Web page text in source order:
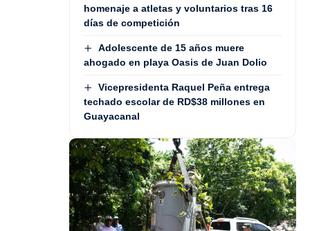
homenaje a atletas y voluntarios tras 16
días de competición
Adolescente de 15 años muere
ahogado en playa Oasis de Juan Dolio
Vicepresidenta Raquel Peña entrega
techado escolar de RD$38 millones en
Guayacanal